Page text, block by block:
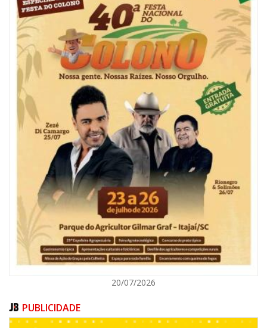
09/08/2026 | 07:00
Painel NIMOB 2026 reúne as principais lideranças para debater o futuro
econômico e imobiliário de Itajaí
BALNEÁRIO CAMBORIÚ
20/07/2026
PUBLICIDADE